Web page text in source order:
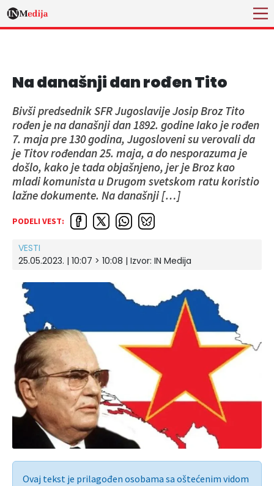
Na današnji dan rođen Tito
Bivši predsednik SFR Jugoslavije Josip Broz Tito
rođen je na današnji dan 1892. godine Iako je rođen
7. maja pre 130 godina, Jugosloveni su verovali da
je Titov rođendan 25. maja, a do nesporazuma je
došlo, kako je tada objašnjeno, jer je Broz kao
mladi komunista u Drugom svetskom ratu koristio
lažne dokumente. Na današnji […]
PODELI VEST:
VESTI
25.05.2023. | 10:07 > 10:08 | Izvor: IN Medija
Ovaj tekst je prilagođen osobama sa oštećenim vidom